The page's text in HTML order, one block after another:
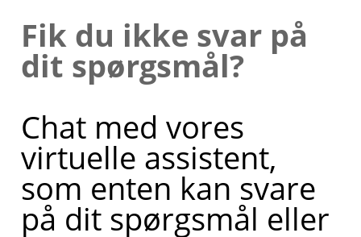
Fik du ikke svar på
dit spørgsmål?
Chat med vores
virtuelle assistent,
som enten kan svare
på dit spørgsmål eller
i kontakt
med en
kollegaer,
så du kan
blive
ringet op.